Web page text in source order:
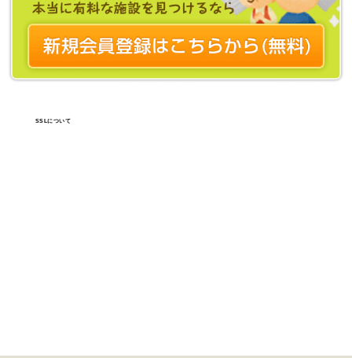
SSLについて